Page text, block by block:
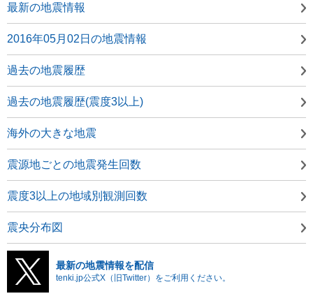
最新の地震情報
2016年05月02日の地震情報
過去の地震履歴
過去の地震履歴(震度3以上)
海外の大きな地震
震源地ごとの地震発生回数
震度3以上の地域別観測回数
震央分布図
最新の地震情報を配信
tenki.jp公式X（旧Twitter）をご利用ください。